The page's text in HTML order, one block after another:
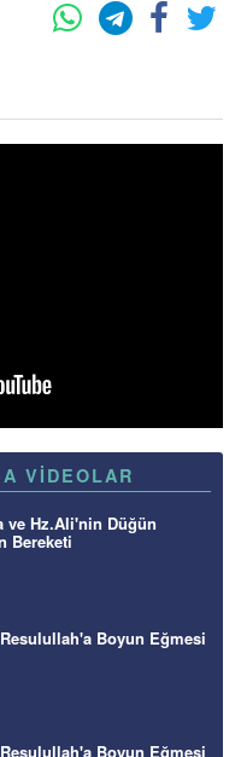
VİDEOLAR
ve Hz.Ali'nin Düğün
Bereketi
Boyun Eğmesi
Boyun Eğmesi